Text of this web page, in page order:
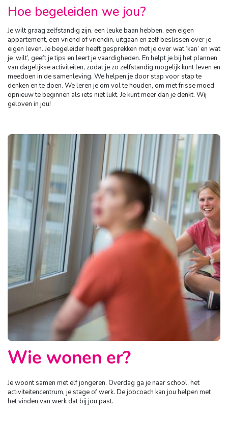
Hoe begeleiden we jou?
Je wilt graag zelfstandig zijn, een leuke baan hebben, een eigen
appartement, een vriend of vriendin, uitgaan en zelf beslissen over je
eigen leven. Je begeleider heeft gesprekken met je over wat ‘kan’ en wat
je ‘wilt’, geeft je tips en leert je vaardigheden. En helpt je bij het plannen
van dagelijkse activiteiten, zodat je zo zelfstandig mogelijk kunt leven en
meedoen in de samenleving. We helpen je door stap voor stap te
denken en te doen. We leren je om vol te houden, om met frisse moed
opnieuw te beginnen als iets niet lukt. Je kunt meer dan je denkt. Wij
geloven in jou!
Wie wonen er?
Je woont samen met elf jongeren. Overdag ga je naar school, het
activiteitencentrum, je stage of werk. De jobcoach kan jou helpen met
het vinden van werk dat bij jou past.